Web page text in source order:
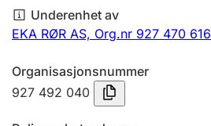
Årsregnskap
Innsending og forsinkelsesgebyr
Tinglysing
Underenhet av
EKA RØR AS, Org.nr 927 470 616
Organisasjonsnummer
927 492 040